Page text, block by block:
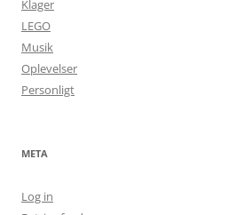
Klager
LEGO
Musik
Oplevelser
Personligt
META
Log in